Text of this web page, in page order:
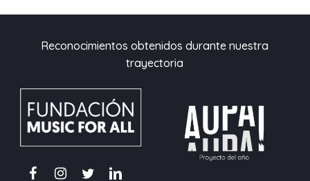
Reconocimientos obtenidos durante nuestra
trayectoria